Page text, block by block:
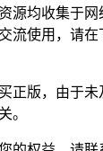
源均收集于
流使用，请在
正版，由于
。